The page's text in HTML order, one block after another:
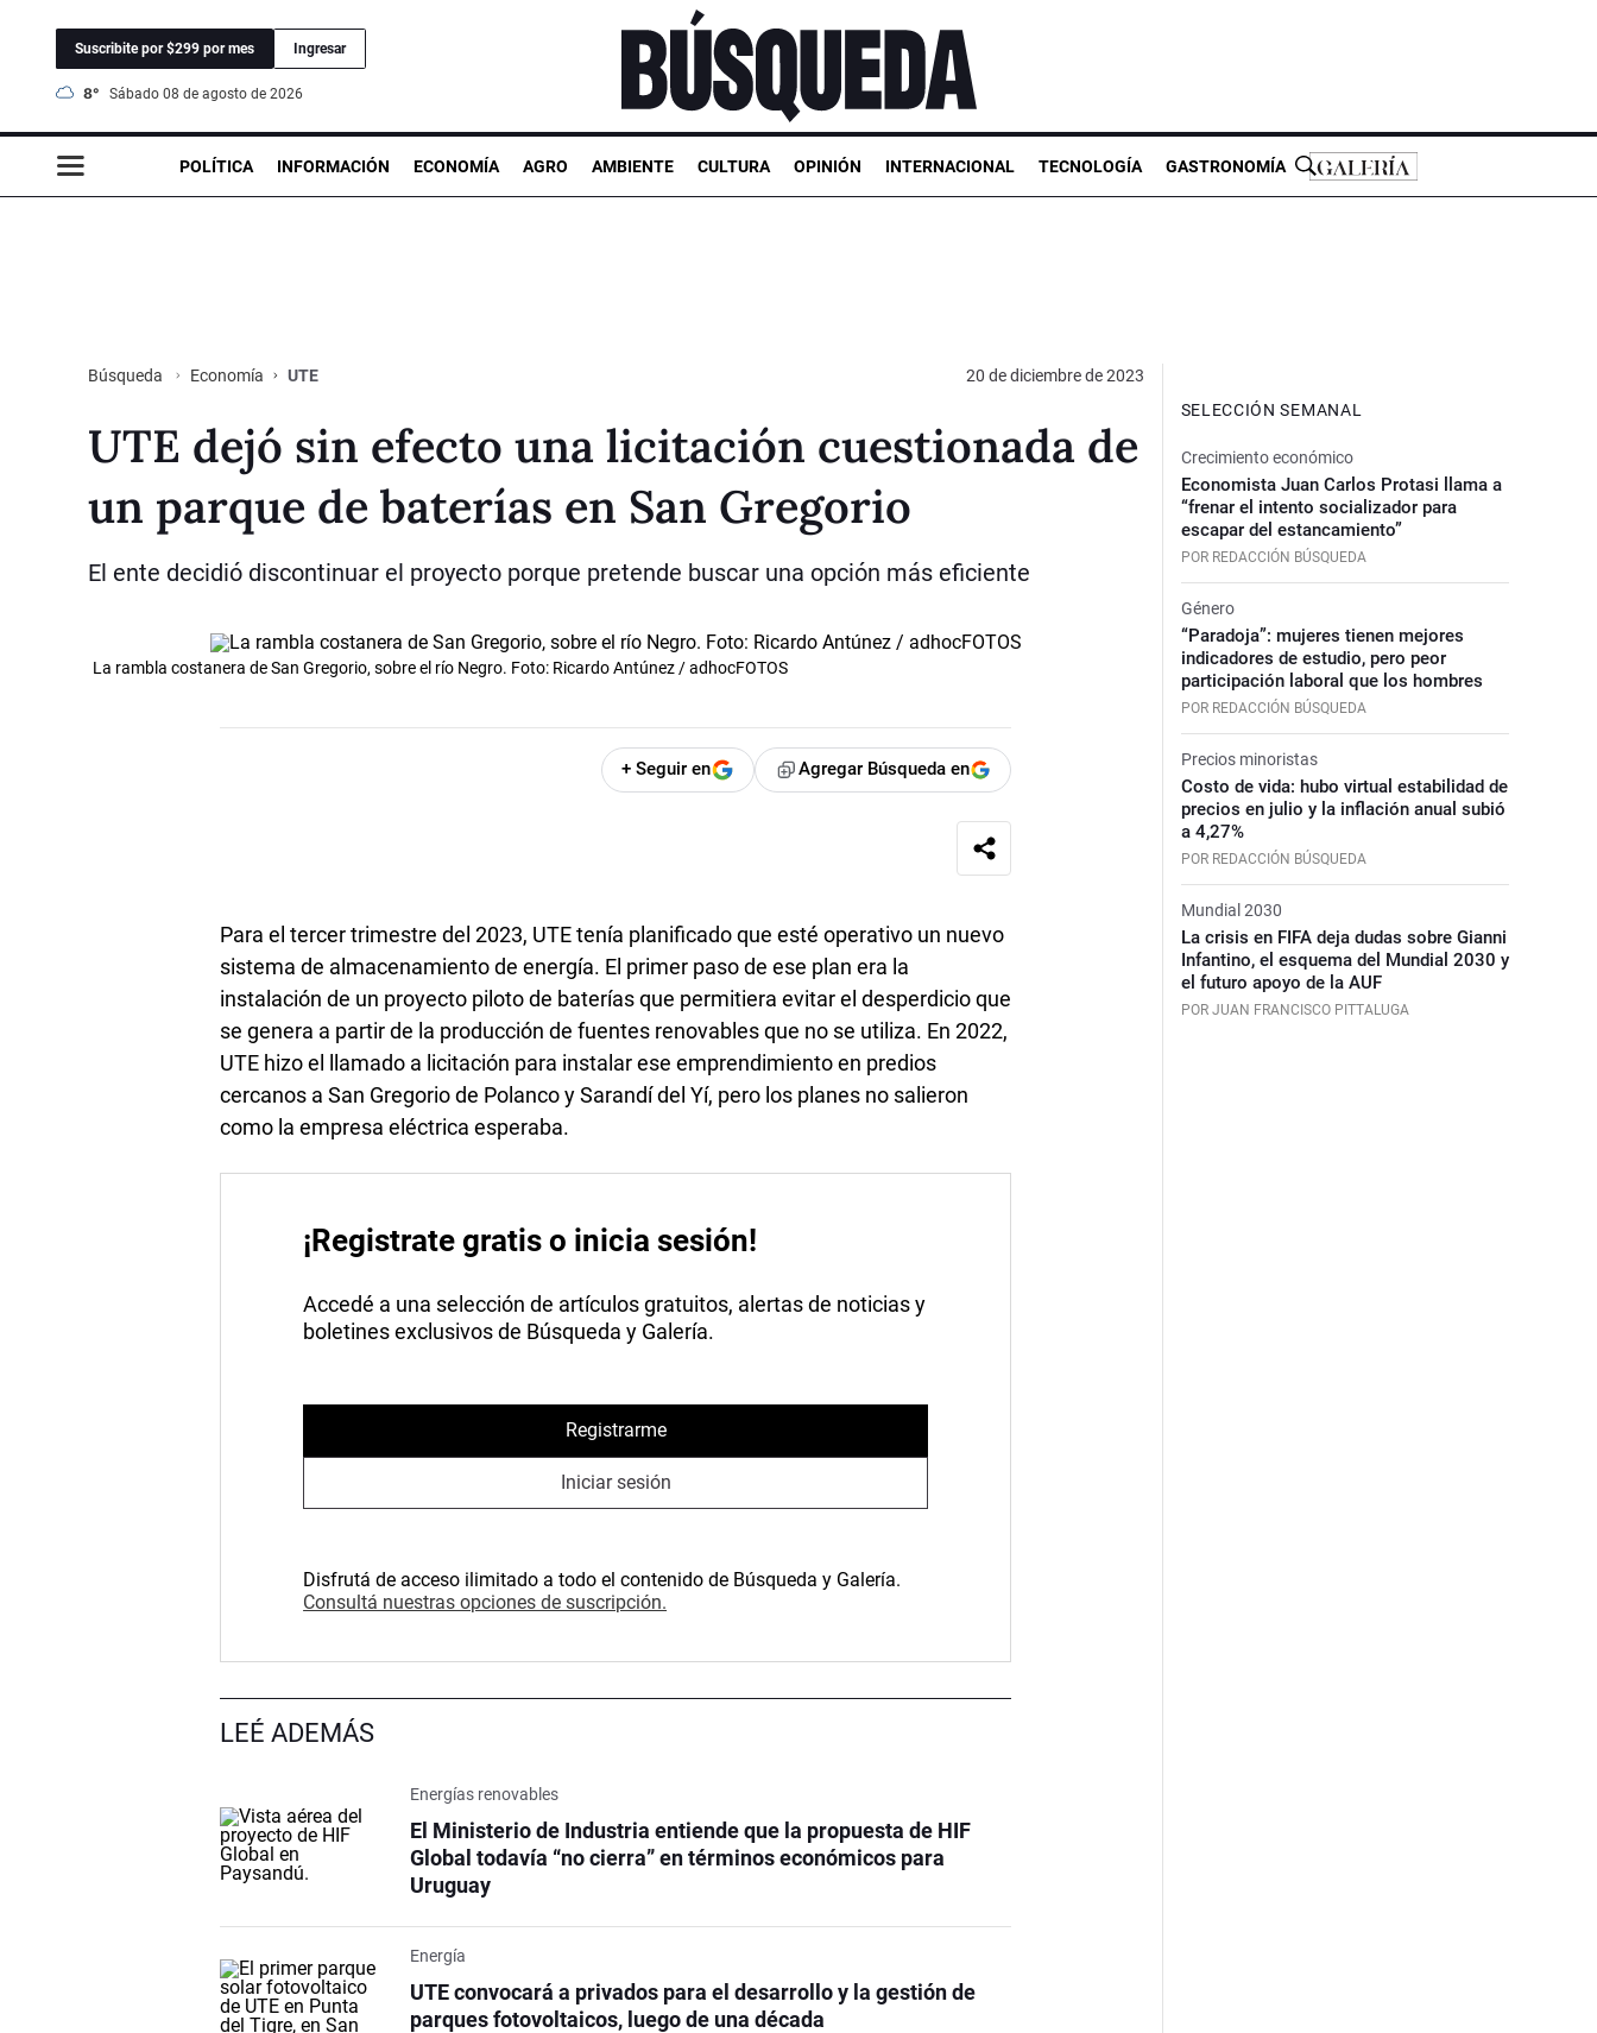
Suscribite por $299 por mes Ingresar
8° sábado 08 de agosto de 2026
POLÍTICA INFORMACIÓN ECONOMÍA AGRO AMBIENTE CULTURA OPINIÓN INTERNACIONAL TECNOLOGÍA GASTRONOMÍA
Búsqueda Economía UTE 20 de diciembre de 2023
UTE dejó sin efecto una licitación cuestionada de
un parque de baterías en San Gregorio
El ente decidió discontinuar el proyecto porque pretende buscar una opción más eficiente
La rambla costanera de San Gregorio, sobre el río Negro. Foto: Ricardo Antúnez / adhocFOTOS
+ Seguir en Agregar Búsqueda en
Para el tercer trimestre del 2023, UTE tenía planificado que esté operativo un nuevo
sistema de almacenamiento de energía. El primer paso de ese plan era la
instalación de un proyecto piloto de baterías que permitiera evitar el desperdicio que
se genera a partir de la producción de fuentes renovables que no se utiliza. En 2022,
UTE hizo el llamado a licitación para instalar ese emprendimiento en predios
cercanos a San Gregorio de Polanco y Sarandí del Yí, pero los planes no salieron
como la empresa eléctrica esperaba.
¡Registrate gratis o inicia sesión!
Accedé a una selección de artículos gratuitos, alertas de noticias y
boletines exclusivos de Búsqueda y Galería.
Registrarme
Iniciar sesión
Disfrutá de acceso ilimitado a todo el contenido de Búsqueda y Galería.
Consultá nuestras opciones de suscripción.
LEÉ ADEMÁS
Energías renovables
El Ministerio de Industria entiende que la propuesta de HIF
Global todavía “no cierra” en términos económicos para
Uruguay
Energía
UTE convocará a privados para el desarrollo y la gestión de
parques fotovoltaicos, luego de una década
SELECCIÓN SEMANAL
Crecimiento económico
Economista Juan Carlos Protasi llama a
“frenar el intento socializador para
escapar del estancamiento”
POR REDACCIÓN BÚSQUEDA
Género
“Paradoja”: mujeres tienen mejores
indicadores de estudio, pero peor
participación laboral que los hombres
POR REDACCIÓN BÚSQUEDA
Precios minoristas
Costo de vida: hubo virtual estabilidad de
precios en julio y la inflación anual subió
a 4,27%
POR REDACCIÓN BÚSQUEDA
Mundial 2030
La crisis en FIFA deja dudas sobre Gianni
Infantino, el esquema del Mundial 2030 y
el futuro apoyo de la AUF
POR JUAN FRANCISCO PITTALUGA